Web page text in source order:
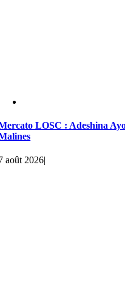
LOSC : Adeshina
août 2026